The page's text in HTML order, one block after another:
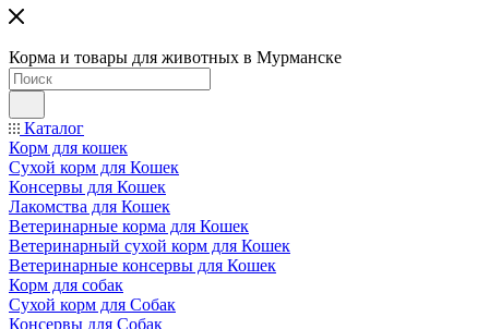
Корма и товары для животных в Мурманске
Каталог
Корм для кошек
Сухой корм для Кошек
Консервы для Кошек
Лакомства для Кошек
Ветеринарные корма для Кошек
Ветеринарный сухой корм для Кошек
Ветеринарные консервы для Кошек
Корм для собак
Сухой корм для Собак
Консервы для Собак